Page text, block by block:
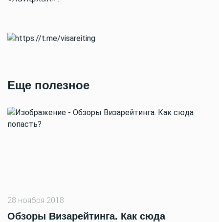
Еще полезное
28 ноября 2018
Обзоры Визарейтинга. Как сюда